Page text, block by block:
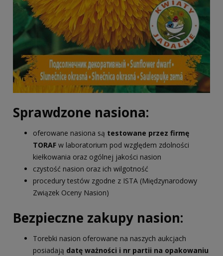
Sprawdzone nasiona:
oferowane nasiona są testowane przez firmę
TORAF w laboratorium pod względem zdolności
kiełkowania oraz ogólnej jakości nasion
czystość nasion oraz ich wilgotność
procedury testów zgodne z ISTA (Międzynarodowy
Związek Oceny Nasion)
Bezpieczne zakupy nasion:
Torebki nasion oferowane na naszych aukcjach
posiadają datę ważności i nr partii na opakowaniu